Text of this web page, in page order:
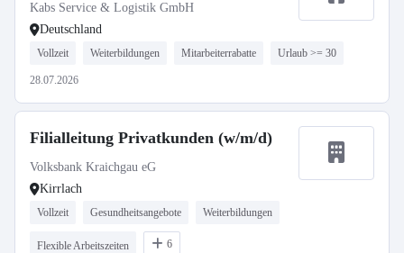
Kabs Service & Logistik GmbH
Deutschland
Vollzeit Weiterbildungen Mitarbeiterrabatte Urlaub >= 30
28.07.2026
Filialleitung Privatkunden (w/m/d)
Volksbank Kraichgau eG
Kirrlach
Vollzeit Gesundheitsangebote Weiterbildungen
Flexible Arbeitszeiten 6